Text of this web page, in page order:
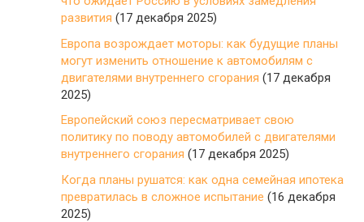
развития (17 декабря 2025)
Европа возрождает моторы: как будущие планы
могут изменить отношение к автомобилям с
двигателями внутреннего сгорания (17 декабря
2025)
Европейский союз пересматривает свою
политику по поводу автомобилей с двигателями
внутреннего сгорания (17 декабря 2025)
Когда планы рушатся: как одна семейная ипотека
превратилась в сложное испытание (16 декабря
2025)